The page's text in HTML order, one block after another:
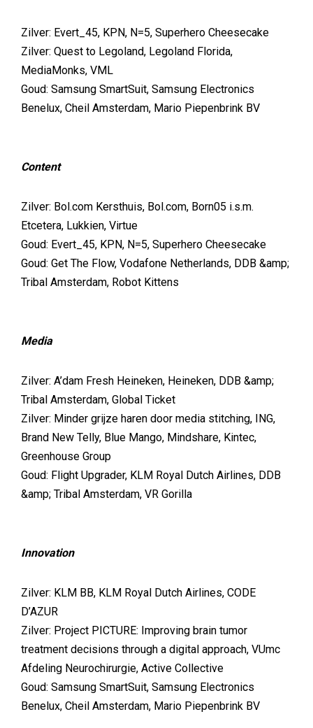
Zilver: Evert_45, KPN, N=5, Superhero Cheesecake
Zilver: Quest to Legoland, Legoland Florida,
MediaMonks, VML
Goud: Samsung SmartSuit, Samsung Electronics
Benelux, Cheil Amsterdam, Mario Piepenbrink BV
Content
Zilver: Bol.com Kersthuis, Bol.com, Born05 i.s.m.
Etcetera, Lukkien, Virtue
Goud: Evert_45, KPN, N=5, Superhero Cheesecake
Goud: Get The Flow, Vodafone Netherlands, DDB &amp;
Tribal Amsterdam, Robot Kittens
Media
Zilver: A’dam Fresh Heineken, Heineken, DDB &amp;
Tribal Amsterdam, Global Ticket
Zilver: Minder grijze haren door media stitching, ING,
Brand New Telly, Blue Mango, Mindshare, Kintec,
Greenhouse Group
Goud: Flight Upgrader, KLM Royal Dutch Airlines, DDB
&amp; Tribal Amsterdam, VR Gorilla
Innovation
Zilver: KLM BB, KLM Royal Dutch Airlines, CODE
D’AZUR
Zilver: Project PICTURE: Improving brain tumor
treatment decisions through a digital approach, VUmc
Afdeling Neurochirurgie, Active Collective
Goud: Samsung SmartSuit, Samsung Electronics
Benelux, Cheil Amsterdam, Mario Piepenbrink BV